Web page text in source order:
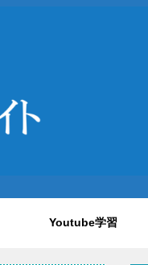
Youtube学習